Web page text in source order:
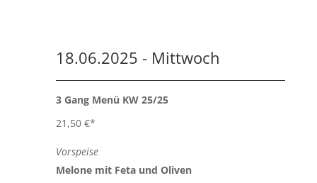
18.06.2025 - Mittwoch
3 Gang Menü KW 25/25
21,50 €*
Vorspeise
Melone mit Feta und Oliven